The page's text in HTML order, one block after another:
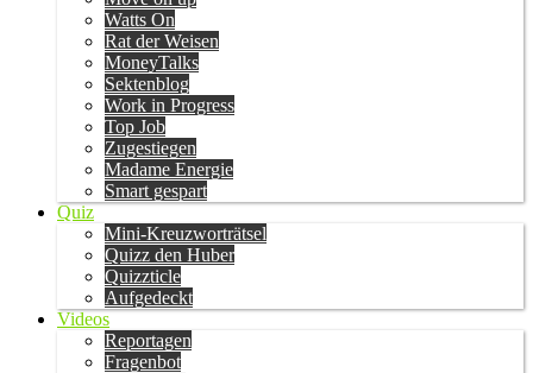
Watts On
Rat der Weisen
MoneyTalks
Sektenblog
Work in Progress
Top Job
Zugestiegen
Madame Energie
Smart gespart
Quiz
Mini-Kreuzworträtsel
Quizz den Huber
Quizzticle
Aufgedeckt
Videos
Reportagen
Fragenbot